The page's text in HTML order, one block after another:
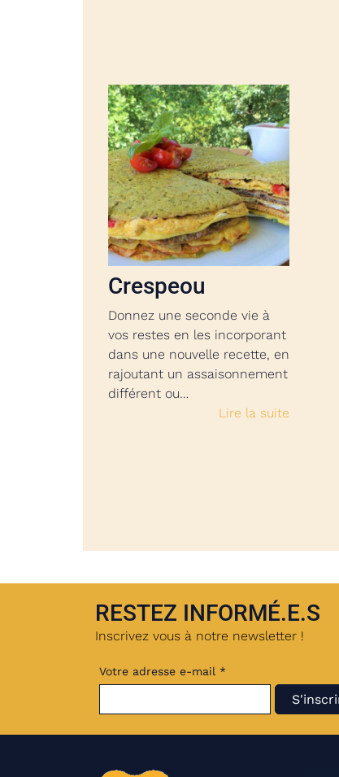
Crespeou
Donnez une seconde vie à
vos restes en les incorporant
dans une nouvelle recette, en
rajoutant un assaisonnement
différent ou…
Lire la suite
RESTEZ INFORMÉ.E.S
Inscrivez vous à notre newsletter !
Votre adresse e-mail *